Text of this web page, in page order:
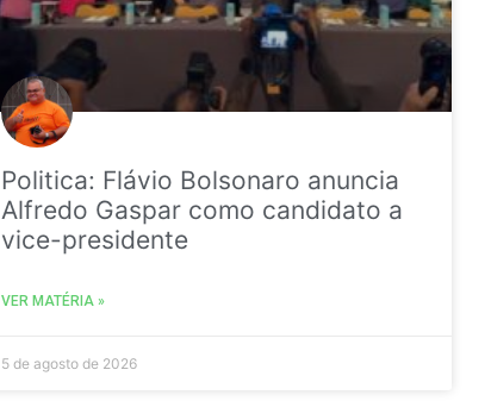
Politica: Flávio Bolsonaro anuncia
Alfredo Gaspar como candidato a
vice-presidente
VER MATÉRIA »
5 de agosto de 2026